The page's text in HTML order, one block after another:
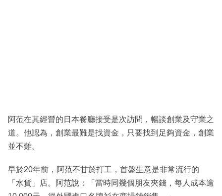
阿范在其經營的日本餐廳接受是次訪問，暢談創業及守業之
道。他認為，創業最難是找資金，只要找到足夠資金，創業
並不難。
早於20年前，阿范不甘於打工，首盤生意是非常流行的
「水貨」店。阿范說：「當時同幾個朋友夾錢，每人成本逾